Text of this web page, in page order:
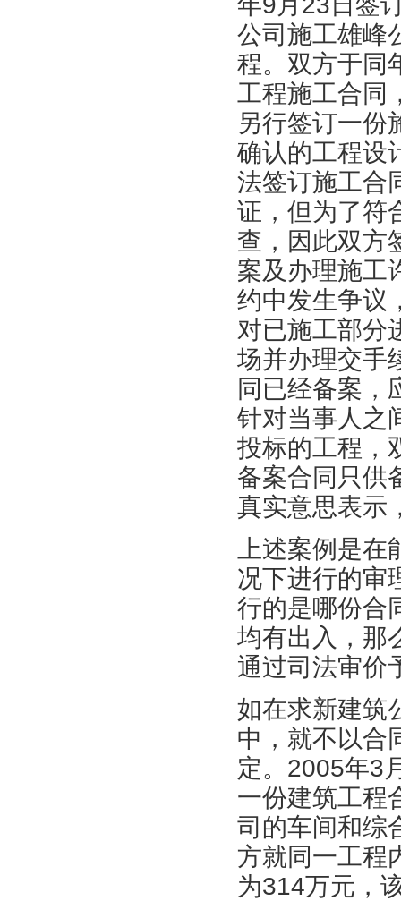
公司施工雄峰
程。双方于同
工程施工合同
另行签订一份
确认的工程设
法签订施工合
证，但为了符
查，因此双方
案及办理施工
约中发生争议
对已施工部分
场并办理交手
同已经备案，
针对当事人之
投标的工程，
备案合同只供
真实意思表示
上述案例是
况下进行的审
行的是哪份合
均有出入，那
通过司法审价
如在求新建筑
中，就不以合
定。2005年3
一份建筑工程
司的车间和综
方就同一工程
为314万元，